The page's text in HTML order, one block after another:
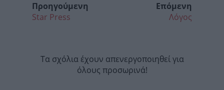
Προηγούμενη
Star Press
Επόμενη
Λόγος
Τα σχόλια έχουν απενεργοποιηθεί για
όλους προσωρινά!